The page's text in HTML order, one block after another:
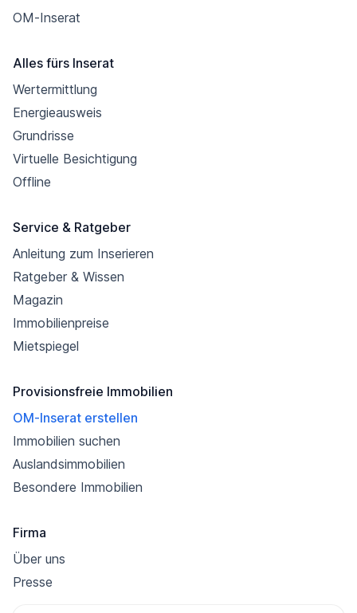
OM-Inserat
Alles fürs Inserat
Wertermittlung
Energieausweis
Grundrisse
Virtuelle Besichtigung
Offline
Service & Ratgeber
Anleitung zum Inserieren
Ratgeber & Wissen
Magazin
Immobilienpreise
Mietspiegel
Provisionsfreie Immobilien
OM-Inserat erstellen
Immobilien suchen
Auslandsimmobilien
Besondere Immobilien
Firma
Über uns
Presse